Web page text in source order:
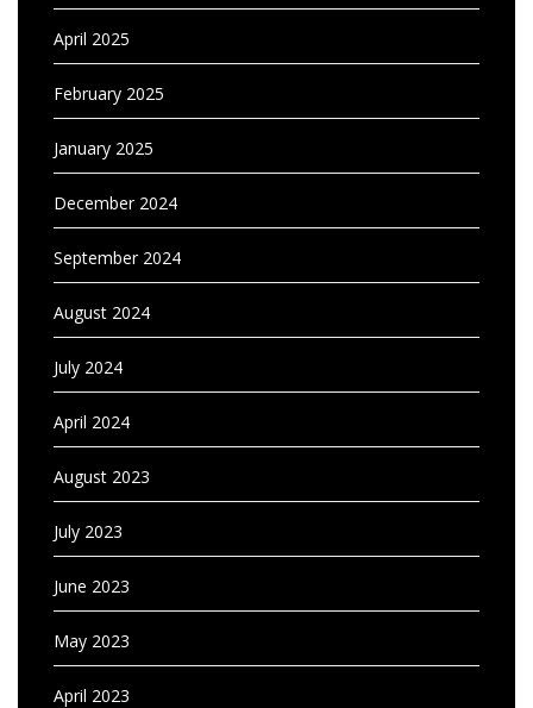
April 2025
February 2025
January 2025
December 2024
September 2024
August 2024
July 2024
April 2024
August 2023
July 2023
June 2023
May 2023
April 2023